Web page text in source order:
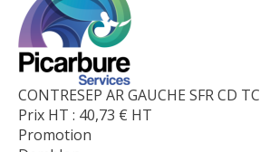
CONTRESEP AR GAUCHE SFR CD TC
Prix HT : 40,73 € HT
Promotion